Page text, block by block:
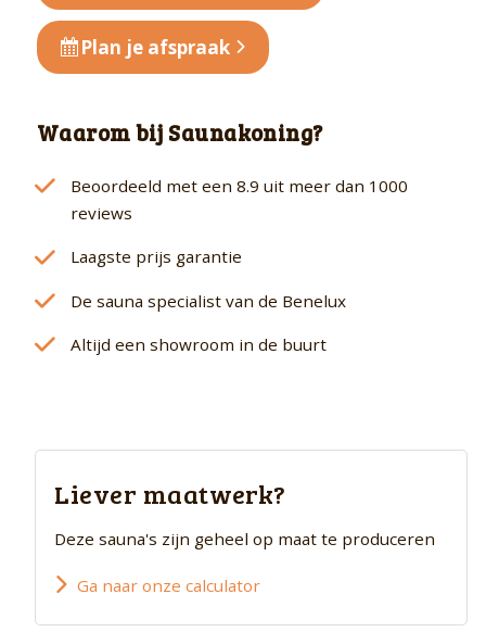
Plan je afspraak
Waarom bij Saunakoning?
Beoordeeld met een 8.9 uit meer dan 1000
reviews
Laagste prijs garantie
De sauna specialist van de Benelux
Altijd een showroom in de buurt
Liever maatwerk?
Deze sauna's zijn geheel op maat te produceren
Ga naar onze calculator